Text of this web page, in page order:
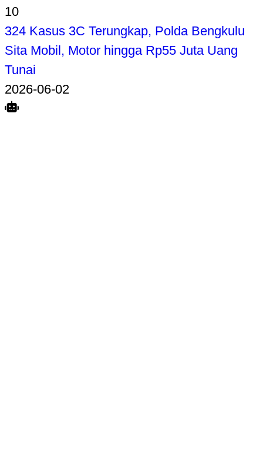
10
324 Kasus 3C Terungkap, Polda Bengkulu
Sita Mobil, Motor hingga Rp55 Juta Uang
Tunai
2026-06-02